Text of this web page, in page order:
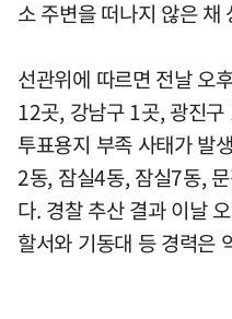
소 주변을 떠나지 않은 채
선관위에 따르면 전날 오
12곳, 강남구 1곳, 광진
투표용지 부족 사태가 발
2동, 잠실4동, 잠실7동,
다. 경찰 추산 결과 이날
할서와 기동대 등 경력은